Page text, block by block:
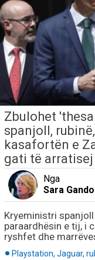
Zbulohet
spanjoll,
kasafortën e
gati të arratisej
Nga
Sara
Kryeministri
paraardhësin e tij, i
ryshfet dhe
Playstation, Jaguar,